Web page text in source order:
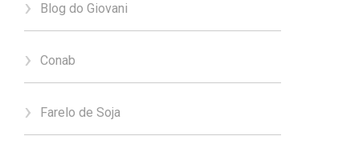
Blog do Giovani
Conab
Farelo de Soja